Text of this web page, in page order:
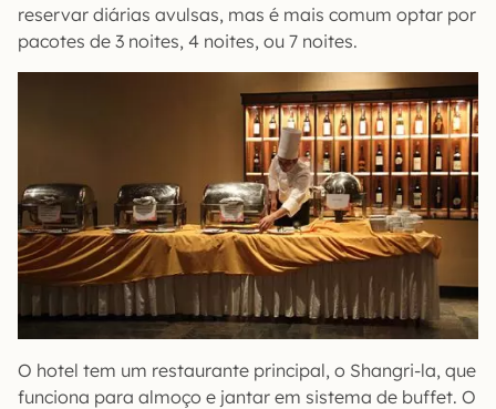
reservar diárias avulsas, mas é mais comum optar por
pacotes de 3 noites, 4 noites, ou 7 noites.
O hotel tem um restaurante principal, o Shangri-la, que
funciona para almoço e jantar em sistema de buffet. O